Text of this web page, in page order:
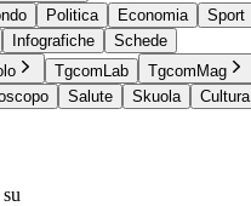
Politica Economia Sport
Infografiche
Schede
TgcomLab TgcomMag
Salute Skuola Cultura